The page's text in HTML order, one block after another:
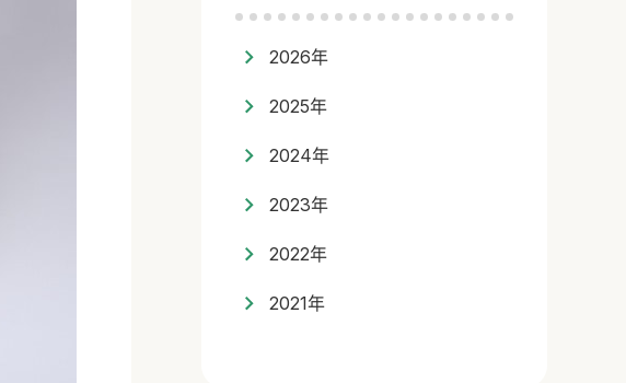
2026年
2025年
2024年
2023年
2022年
2021年